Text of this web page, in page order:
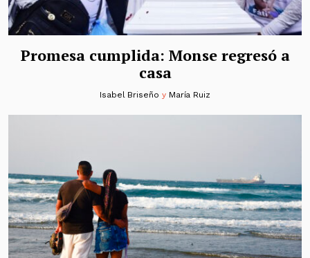
Promesa cumplida: Monse regresó a
casa
Isabel Briseño y María Ruiz